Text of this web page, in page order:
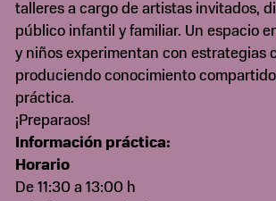
talleres a cargo de artistas invitados,
público infantil y familiar. Un espacio
y niños experimentan con estrategias
produciendo conocimiento
práctica.
¡Preparaos!
Información práctica:
Horario
De 11:30 a 13:00 h